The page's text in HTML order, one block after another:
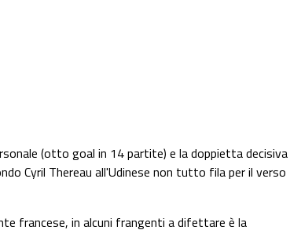
(otto goal in 14 partite) e la doppietta decisiva
Cyril Thereau all'Udinese non tutto fila per il verso
francese, in alcuni frangenti a difettare è la